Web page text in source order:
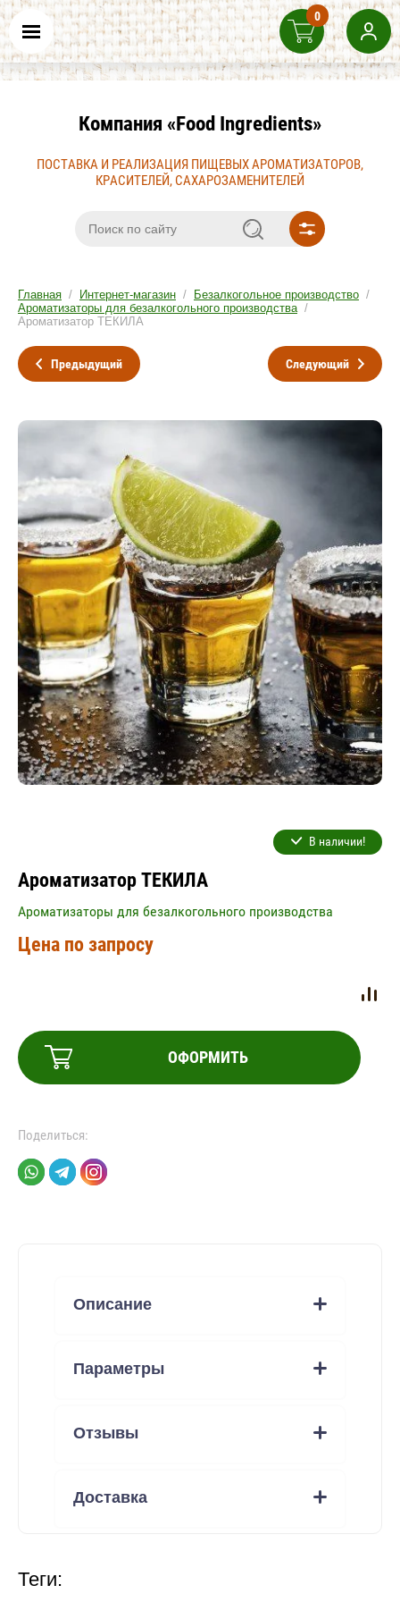
Компания «Food Ingredients»
ПОСТАВКА И РЕАЛИЗАЦИЯ ПИЩЕВЫХ АРОМАТИЗАТОРОВ,
КРАСИТЕЛЕЙ, САХАРОЗАМЕНИТЕЛЕЙ
Главная / Интернет-магазин / Безалкогольное производство /
Ароматизаторы для безалкогольного производства /
Ароматизатор ТЕКИЛА
Предыдущий Следующий
В наличии!
Ароматизатор ТЕКИЛА
Ароматизаторы для безалкогольного производства
Цена по запросу
ОФОРМИТЬ
Поделиться:
Описание
Параметры
Отзывы
Доставка
теги:
0